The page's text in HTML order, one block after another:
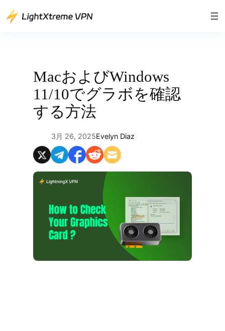
容
MacおよびWindows
11/10でグラボを確認
する方法
3月 26, 2025Evelyn Diaz